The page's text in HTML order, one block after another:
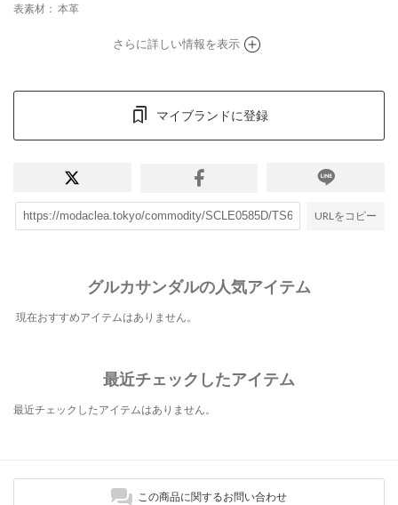
表素材 ： 本革
さらに詳しい情報を表示
マイブランドに登録
URLをコピー
グルカサンダルの人気アイテム
現在おすすめアイテムはありません。
最近チェックしたアイテム
最近チェックしたアイテムはありません。
この商品に関するお問い合わせ